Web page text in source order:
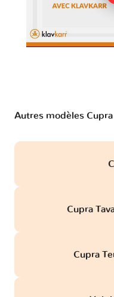
Autres modèles
Cupra
Cupra